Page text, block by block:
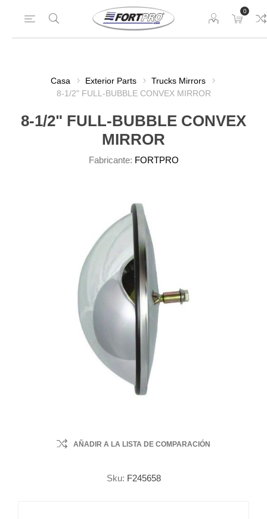
0
Casa Exterior Parts
Trucks Mirrors
8-1/2" FULL-BUBBLE CONVEX MIRROR
8-1/2" FULL-BUBBLE CONVEX
MIRROR
Fabricante: FORTPRO
AÑADIR A LA LISTA DE COMPARACIÓN
Sku: F245658